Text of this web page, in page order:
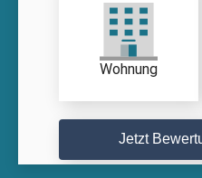
Wohnung
Jetzt